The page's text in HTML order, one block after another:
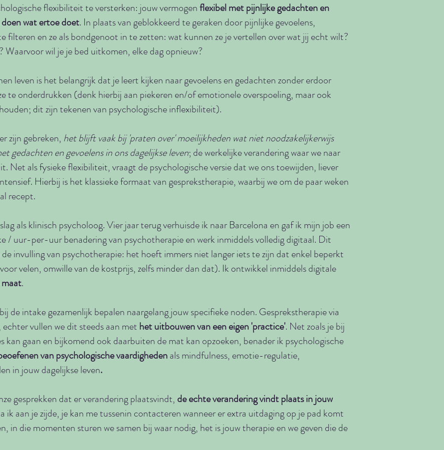
flexibiliteit te versterken: jouw vermogenflexibel met pijnlijke gedachten en
wat ertoe doet. In plaats van geblokkeerd te geraken door pijnlijke gevoelens,
filteren en ze als bondgenoot in te zetten: wat kunnen ze je vertellen over wat jij echt wilt?
wil je je bed uitkomen, elke dag opnieuw?
leven is het belangrijk dat je leert kijken naar gevoelens en gedachten zonder erdoor
te onderdrukken (denk hierbij aan piekeren en/of emotionele overspoeling, maar ook
dit zijn tekenen van psychologische inflexibiliteit).
zijn gebreken, het blijft vaak bij 'praten over' moeilijkheden wat niet noodzakelijkerwijs
gedachten en gevoelens in ons dagelijkse leven; de werkelijke verandering waar we naar
Net als fysieke flexibiliteit, vraagt de psychologische versie dat we ons toewijden, liever
Hierbij is het klassieke formaat van gesprekstherapie, waarbij we om de paar weken
recept.
als klinisch psycholoog. Vier jaar terug verhuisde ik naar Barcelona en gaf ik mijn job een
/ uur-per-uur benadering van psychotherapie en werk inmiddels volledig digitaal. Dit
invulling van psychotherapie: het hoeft immers niet langer iets te zijn dat enkel beperkt
velen, omwille van de kostprijs, zelfs minder dan dat). Ik ontwikkel inmiddels digitale
.
de intake gezamenlijk bepalen naargelang jouw specifieke noden. Gesprekstherapie via
vullen we dit steeds aan met het uitbouwen van een eigen 'practice'. Net zoals je bij
kan gaan en bijkomend ook daarbuiten de mat kan opzoeken, benader ik psychologische
van psychologische vaardighedenals mindfulness, emotie-regulatie,
in jouw dagelijkse leven.
gesprekken dat er verandering plaatsvindt, de echte verandering vindt plaats in jouw
ik aan je zijde, je kan me tussenin contacteren wanneer er extra uitdaging op je pad komt
in die momenten sturen we samen bij waar nodig, het is jouw therapie en we geven die de